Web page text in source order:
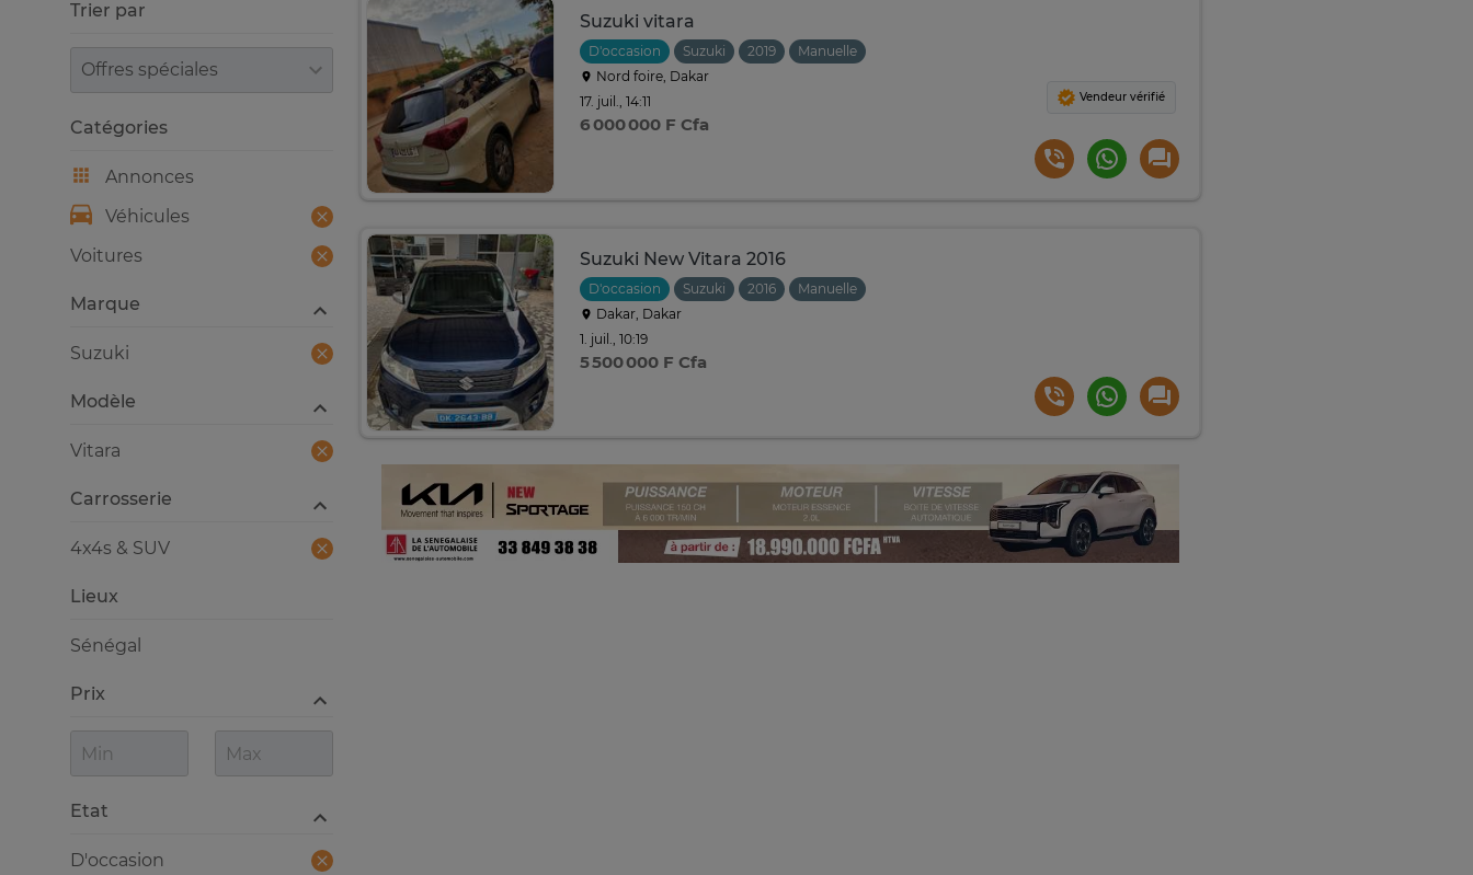
Suzuki vitara
D'occasion Suzuki 2019
Manuelle
Nord foire, Dakar
17. juil., 14:11
6 000 000 F Cfa
Vendeur vérifié
Suzuki New Vitara 2016
D'occasion Suzuki 2016
Manuelle
Dakar, Dakar
1. juil., 10:19
5 500 000 F Cfa
Trier par
Trier par
Catégories
Annonces
Véhicules
Voitures
Lieux
Sénégal
Prix
Etat
D'occasion
Marque
Suzuki
Modèle
Vitara
Carrosserie
4x4s & SUV